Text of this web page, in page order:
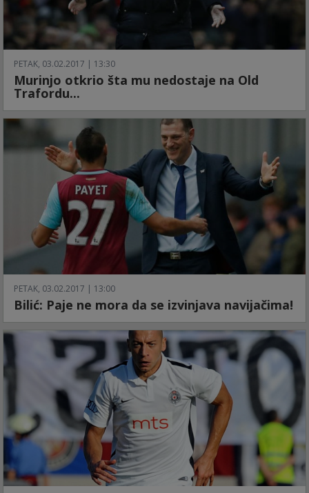
PETAK, 03.02.2017 | 13:30
Murinjo otkrio šta mu nedostaje na Old
Trafordu...
PETAK, 03.02.2017 | 13:00
Bilić: Paje ne mora da se izvinjava navijačima!